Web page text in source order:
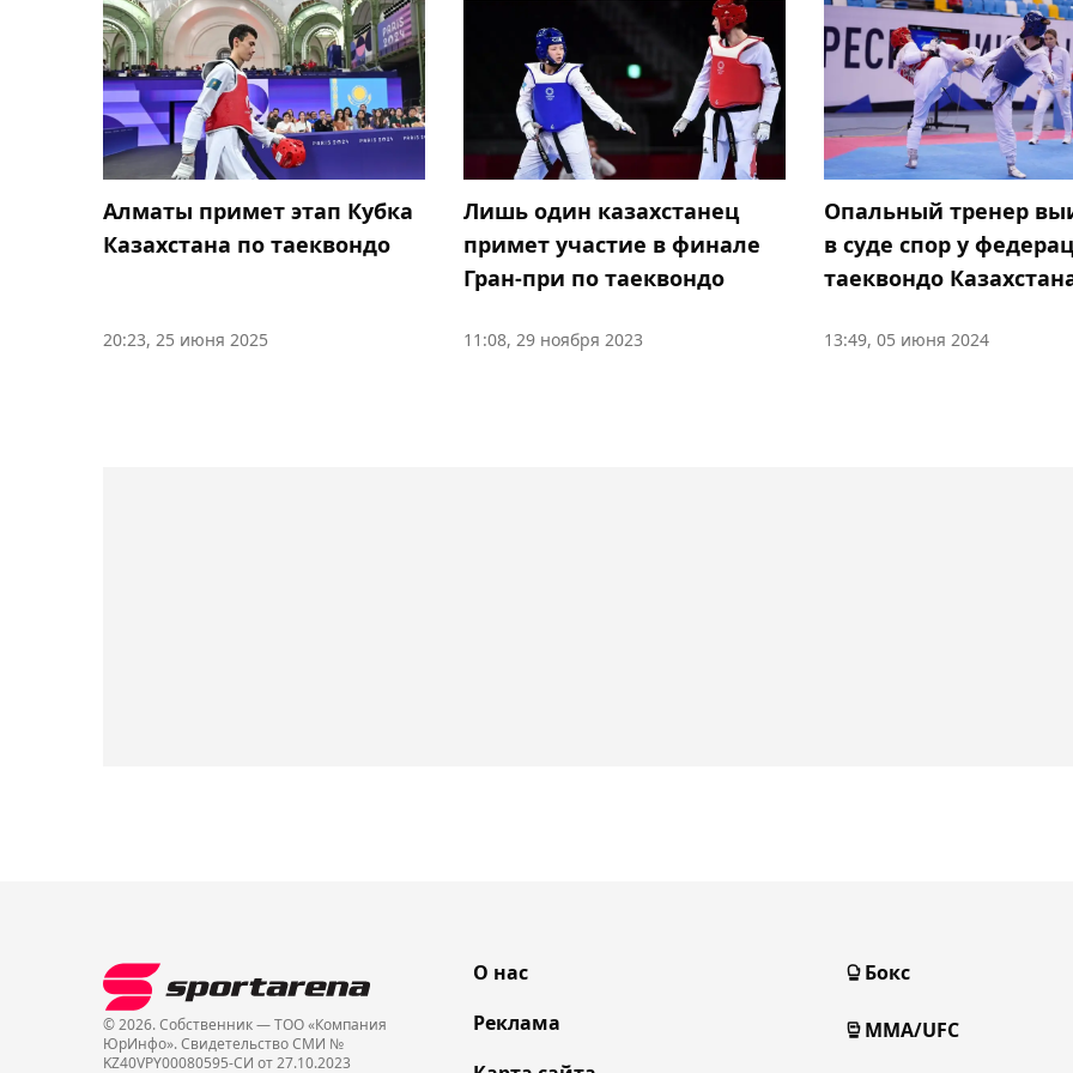
Алматы примет этап Кубка
Казахстана по таеквондо
20:23, 25 июня 2025
Лишь один казахстанец
примет участие в финале
Гран-при по таеквондо
11:08, 29 ноября 2023
Опальный тренер
в суде спор у
таеквондо
13:49, 05 июня 2024
© 2026. Собственник — ТОО «Компания
ЮрИнфо». Cвидетельство СМИ №
KZ40VPY00080595-СИ от 27.10.2023
О нас
Реклама
Бокс
MMA/UFC